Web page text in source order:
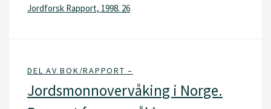
Jordforsk Rapport, 1998. 26
DEL AV BOK/RAPPORT –
Jordsmonnovervåking i Norge.